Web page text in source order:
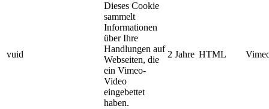
vuid
Dieses Cookie
sammelt
Informationen
über Ihre
Handlungen auf
Webseiten, die
ein Vimeo-
Video
eingebettet
haben.
2 Jahre HTML